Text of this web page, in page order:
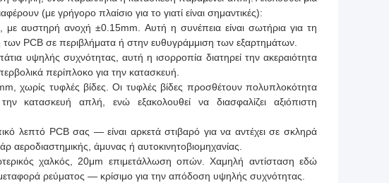
(με γρήγορο πλαίσιο για το γιατί είναι σημαντικές):
με αυστηρή ανοχή ±0.15mm. Αυτή η συνέπεια είναι σωτήρια για τη
PCB σε περιβλήματα ή στην ευθυγράμμιση των εξαρτημάτων.
υψηλής συχνότητας, αυτή η ισορροπία διατηρεί την ακεραιότητα
περίπλοκο για την κατασκευή.
χωρίς τυφλές βίδες. Οι τυφλές βίδες προσθέτουν πολυπλοκότητα
κατασκευή απλή, ενώ εξακολουθεί να διασφαλίζει αξιόπιστη
λεπτό PCB σας — είναι αρκετά στιβαρό για να αντέχει σε σκληρά
αεροδιαστημικής, άμυνας ή αυτοκινητοβιομηχανίας.
χαλκός, 20μm επιμετάλλωση οπών. Χαμηλή αντίσταση εδώ
ρεύματος — κρίσιμο για την απόδοση υψηλής συχνότητας.